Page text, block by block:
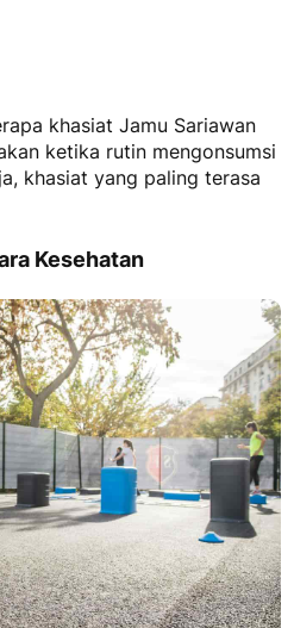
khasiat Jamu Sariawan
ketika rutin mengonsumsi
khasiat yang paling terasa
Kesehatan